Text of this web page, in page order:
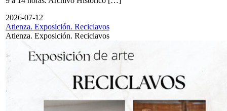
2026-07-12
Atienza. Exposición. Reciclavos
Atienza. Exposición. Reciclavos